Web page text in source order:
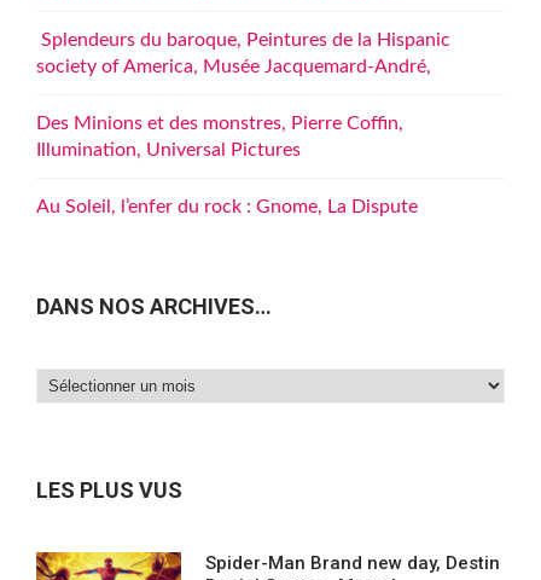
Splendeurs du baroque, Peintures de la Hispanic
society of America, Musée Jacquemard-André,
Des Minions et des monstres, Pierre Coffin,
Illumination, Universal Pictures
Au Soleil, l’enfer du rock : Gnome, La Dispute
DANS NOS ARCHIVES…
Dans
LES PLUS VUS
Spider-Man Brand new day, Destin